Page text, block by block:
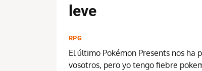
leve
RPG
El último Pokémon Presents nos ha
vosotros, pero yo tengo fiebre